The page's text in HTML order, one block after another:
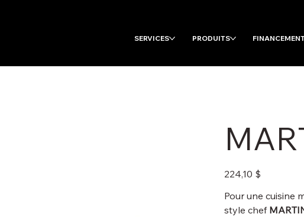
SERVICES PRODUITS
Prix
224,10 $
Pour une cuisine
style chef